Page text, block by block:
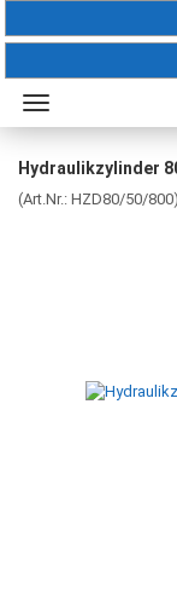
Hydraulikzylinder
(Art.Nr.: HZD80/50/800)